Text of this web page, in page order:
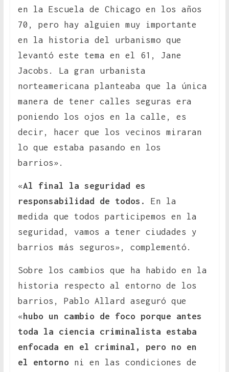
en la Escuela de Chicago en los años
70, pero hay alguien muy importante
en la historia del urbanismo que
levantó este tema en el 61, Jane
Jacobs. La gran urbanista
norteamericana planteaba que la única
manera de tener calles seguras era
poniendo los ojos en la calle, es
decir, hacer que los vecinos miraran
lo que estaba pasando en los
barrios».
«Al final la seguridad es
responsabilidad de todos.
En la
medida que todos participemos en la
seguridad, vamos a tener ciudades y
barrios más seguros», complementó.
Sobre los cambios que ha habido en la
historia respecto al entorno de los
barrios, Pablo Allard aseguró que
« hubo un cambio de foco porque antes
toda la ciencia criminalista estaba
enfocada en el criminal, pero no en
el entorno ni en las condiciones de